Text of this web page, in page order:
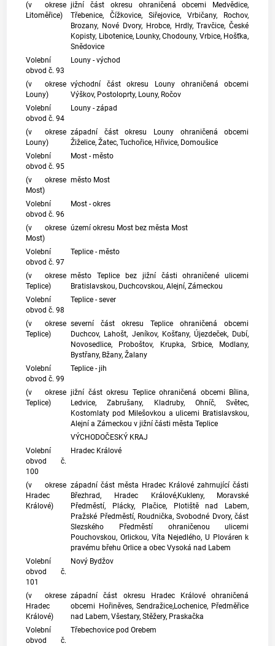
(v okrese
Litoměřice)
jižní část okresu ohraničená obcemi Medvědice,
Třebenice, Čížkovice, Siřejovice, Vrbičany, Rochov,
Brozany, Nové Dvory, Hrobce, Hrdly, Travčice, České
Kopisty, Libotenice, Lounky, Chodouny, Vrbice, Hošťka,
Snědovice
Volební
obvod č. 93
Louny - východ
(v okrese
Louny)
východní část okresu Louny ohraničená obcemi
Výškov, Postoloprty, Louny, Ročov
Volební
obvod č. 94
Louny - západ
(v okrese
Louny)
západní část okresu Louny ohraničená obcemi
Žiželice, Žatec, Tuchořice, Hřivice, Domoušice
Volební
obvod č. 95
Most - město
(v okrese
Most)
město Most
Volební
obvod č. 96
Most - okres
(v okrese
Most)
území okresu Most bez města Most
Volební
obvod č. 97
Teplice - město
(v okrese
Teplice)
město Teplice bez jižní části ohraničené ulicemi
Bratislavskou, Duchcovskou, Alejní, Zámeckou
Volební
obvod č. 98
Teplice - sever
(v okrese
Teplice)
severní část okresu Teplice ohraničená obcemi
Duchcov, Lahošt, Jeníkov, Košťany, Újezdeček, Dubí,
Novosedlice, Proboštov, Krupka, Srbice, Modlany,
Bystřany, Bžany, Žalany
Volební
obvod č. 99
Teplice - jih
(v okrese
Teplice)
jižní část okresu Teplice ohraničená obcemi Bílina,
Ledvice, Zabrušany, Kladruby, Ohníč, Světec,
Kostomlaty pod Milešovkou a ulicemi Bratislavskou,
Alejní a Zámeckou v jižní části města Teplice
VÝCHODOČESKÝ KRAJ
Volební
obvod č.
100
Hradec Králové
(v okrese
Hradec
Králové)
západní část města Hradec Králové zahrnující části
Březhrad, Hradec Králové,Kukleny, Moravské
Předměstí, Plácky, Plačice, Plotiště nad Labem,
Pražské Předměstí, Roudnička, Svobodné Dvory, část
Slezského Předměstí ohraničenou ulicemi
Pouchovskou, Orlickou, Víta Nejedlého, U Plováren k
pravému břehu Orlice a obec Vysoká nad Labem
Volební
obvod č.
101
Nový Bydžov
(v okrese
Hradec
Králové)
západní část okresu Hradec Králové ohraničená
obcemi Hořiněves, Sendražice,Lochenice, Předměřice
nad Labem, Všestary, Stěžery, Praskačka
Volební
obvod č.
Třebechovice pod Orebem